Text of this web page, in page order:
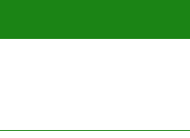
Kapcsolódj az